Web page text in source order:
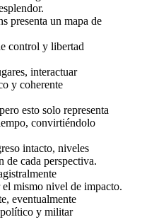
presenta un mapa de
control y libertad
interactuar
y coherente
esto solo representa
convirtiéndolo
intacto, niveles
cada perspectiva.
mismo nivel de impacto.
eventualmente
político y militar